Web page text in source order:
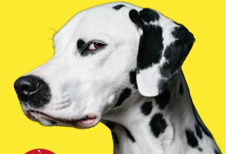
Le Serpent majuscule
Pierre Lemaitre
23€